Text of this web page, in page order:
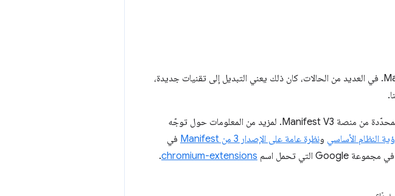
كان تحديث منصة إضافات Chrome أحد الدوافع الرئيسية لإصدار Manifest V3. في العديد من الحالات، كان ذلك يعني التبديل إلى تقنيات جديدة،
نأمل أن تكون هذه المشاركة قد ساعدت في إلقاء بعض الضوء على هذه النقطة المحدّدة من منصة Manifest V3. لمزيد من المعلومات حول توجّه
النظام الأساسي ونظرة عامة على الإصدار 3 من Manifest
في
chromium-extensions
.